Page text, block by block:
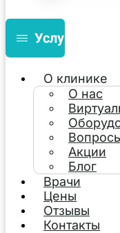
Услуги
О клинике
О нас
Акции
Блог
Врачи
Цены
Отзывы
Контакты